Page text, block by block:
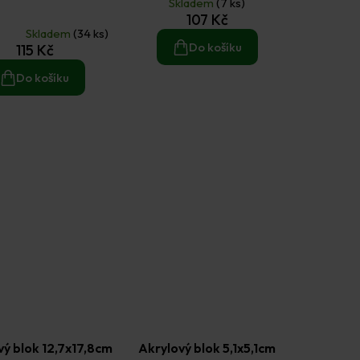
Skladem (34 ks)
115 Kč
Do košíku
107 Kč
Do košíku
blok 12,7x17,8cm Akrylový blok 5,1x5,1cm